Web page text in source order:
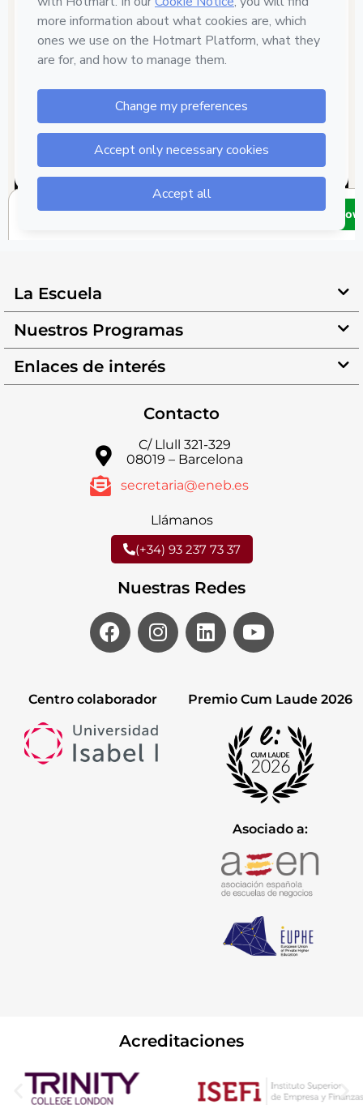
La Escuela
Nuestros Programas
Enlaces de interés
Contacto
C/ Llull 321-329
08019 – Barcelona
secretaria@eneb.es
Llámanos
(+34) 93 237 73 37
Nuestras Redes
Centro colaborador Premio Cum Laude 2026
Asociado a:
Acreditaciones